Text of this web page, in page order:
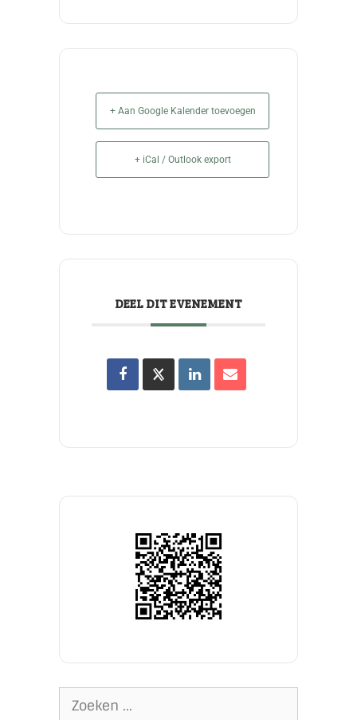
+ Aan Google Kalender toevoegen
+ iCal / Outlook export
DEEL DIT EVENEMENT